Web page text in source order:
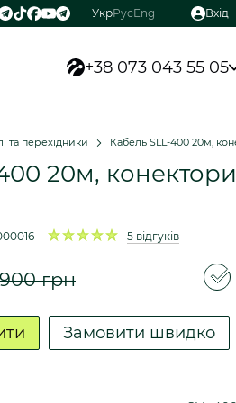
УкрРусEng Вхід
+38 073 043 55 05
та перехідники Кабель SLL-400 20м,
20м,
5 відгуків
грн
Замовити швидко